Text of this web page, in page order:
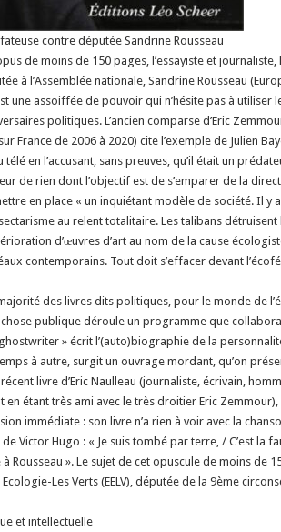
contre députée Sandrine Rousseau
de moins de 150 pages, l’essayiste et journaliste,
à l’Assemblée nationale, Sandrine Rousseau
une assoiffée de pouvoir qui n’hésite pas à utiliser
politiques. L’ancien comparse d’Eric
France de 2006 à 2020) cite l’exemple de Julien
en l’accusant, sans preuves, qu’il était un
de rien dont l’objectif est de s’emparer de la
en place « un inquiétant modèle de société. Il y
au relent totalitaire. Les talibans
d’œuvres d’art au nom de la cause
contemporains. Tout doit s’effacer devant
des livres dits politiques, pour le monde de
publique déroule un programme que
» écrit l’(auto)biographie de la
à autre, surgit un ouvrage mordant, qu’on
livre d’Eric Naulleau (journaliste, écrivain,
étant très ami avec le très droitier Eric Zemmour),
immédiate : son livre n’a rien à voir avec la
Victor Hugo : « Je suis tombé par terre, / C’est la
à Rousseau ». Le sujet de cet opuscule de moins de
Les Verts (EELV), députée de la 9ème
et intellectuelle